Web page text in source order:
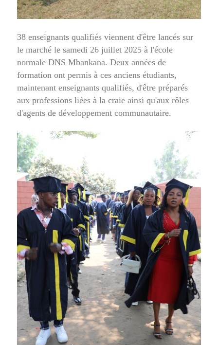
38 enseignants qualifiés viennent d'être lancés sur
le marché le samedi 26 juillet 2025 à l'école
normale DNS Mbankana. Deux années de
formation ont permis à ces anciens étudiants,
maintenant enseignants qualifiés, d'être préparés
aux professions liées à la craie ainsi qu'aux rôles
d'agents de développement communautaire.